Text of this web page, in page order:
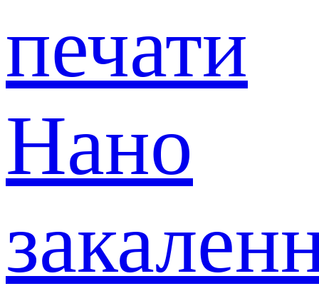
печати
Нано